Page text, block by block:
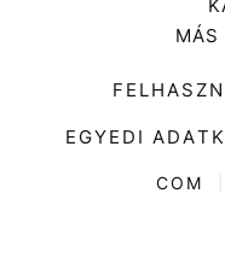
MÁS
EGYEDI
COM